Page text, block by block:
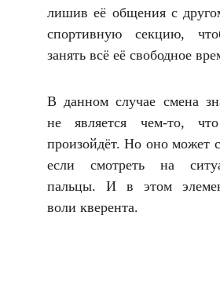
лишив её общения с
спортивную секцию,
занять всё её свободное
В данном случае смена
не является чем-то, что
произойдёт. Но оно может
если смотреть на
пальцы. И в этом
воли кверента.